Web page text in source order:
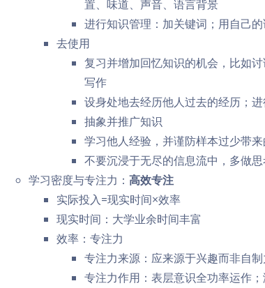
置、味道、声音、语言背景
进行知识管理：加关键词；用自己
去使用
复习并增加回忆知识的机会，比如
写作
设身处地去经历他人过去的经历；
抽象并推广知识
学习他人经验，并谨防样本过少带
不要沉浸于无尽的信息流中，多做
学习密度与专注力： 高效专注
实际投入=现实时间×效率
现实时间：大学业余时间丰富
效率：专注力
专注力来源：应来源于兴趣而非自
专注力作用：表层意识全功率运作